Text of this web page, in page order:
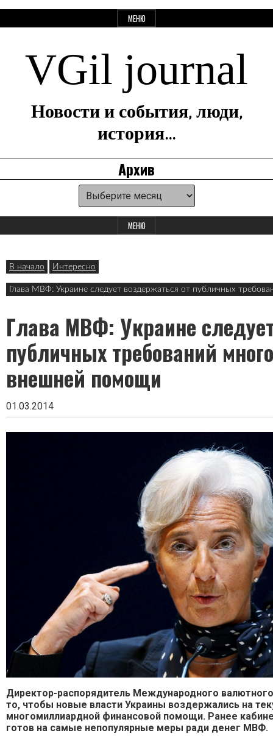
к
МЕНЮ
VGil journal
Новости и события, люди,
история…
для
в
заголовке
Архив
Архив
МЕНЮ
В начало Интересно
Глава МВФ: Украине следует воздержаться от публичных
Глава МВФ: Украине
публичных требований
внешней помощи
01.03.2014
Директор-распорядитель Международного
то, чтобы новые власти Украины воздержались на
многомиллиардной финансовой помощи. Ранее
готов на самые непопулярные меры ради денег МВФ.